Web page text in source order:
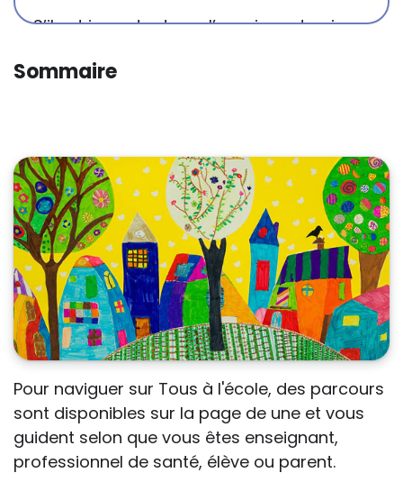
Pour naviguer sur Tous à l'école, des parcours
sont disponibles sur la page de une et vous
guident selon que vous êtes enseignant,
professionnel de santé, élève ou parent.
S’il est important que l’enseignant puisse
conséquences de la maladie ou du
Cette information doit être adaptée par
chacun, dans le respect de l’individu en
particulier, enfant et adulte, et prendre en
compte la variabilité d’une même
maladie ou handicap selon chaque
enfant.
La consultation d’informations sur un site
responsabilités professionnelles, civiles
et pénales. Les personnes qui
s'inspireront des éléments publiés sur le
site « Tous à l'école » dans leur action
Sommaire